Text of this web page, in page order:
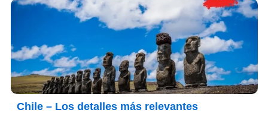
Chile – Los detalles más relevantes